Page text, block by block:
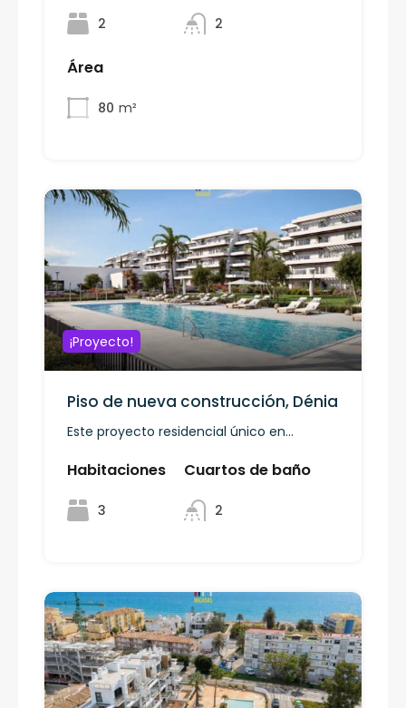
2 2
Área
80 m²
¡Proyecto!
Piso de nueva construcción, Dénia
Este proyecto residencial único en...
Habitaciones
3
Cuartos de baño
2